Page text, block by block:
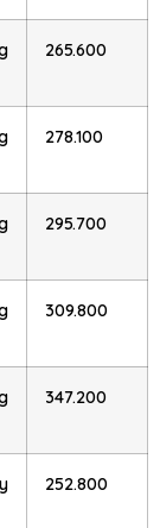
265.600
278.100
295.700
309.800
347.200
252.800